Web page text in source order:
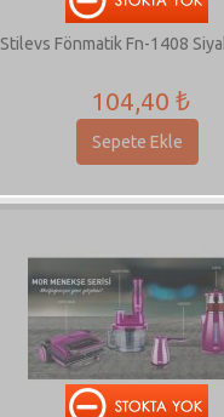
Stilevs Fönmatik Fn-1408
104,40 ₺
Sepete Ekle